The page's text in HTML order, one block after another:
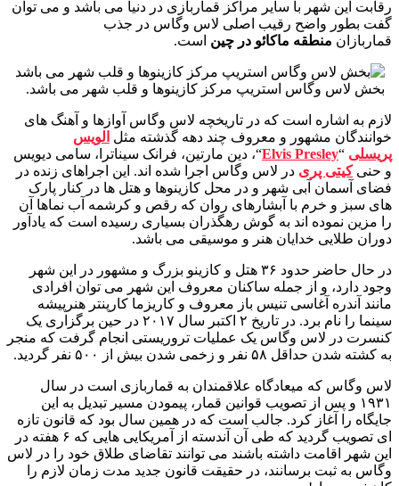
رقابت این شهر با سایر مراکز قماربازی در دنیا می باشد و می توان
گفت بطور واضح رقیب اصلی لاس وگاس در جذب
قماربازان منطقه ماکائو در چین است.
بخش لاس وگاس استریپ مرکز کازینوها و قلب شهر می باشد.
لازم به اشاره است که در تاریخچه لاس وگاس آوازها و آهنگ های
خوانندگان مشهور و معروف چند دهه گذشته مثل الویس
پریسلی “
Elvis Presley“، دین مارتین، فرانک سیناترا، سامی دیویس
و حنیکیتی پری در لاس وگاس اجرا شده اند. این اجراهای زنده در
فضای آسمان آبی شهر و در محل کازینوها و هتل ها در کنار پارک
های سبز و خرم با آبشارهای روان که رقص و کرشمه آب نماها آن
را مزین نموده اند به گوش رهگذران بسیاری رسیده است که یادآور
دوران طلایی خدایان هنر و موسیقی می باشد.
در حال حاضر حدود ۳۶ هتل و کازینو بزرگ و مشهور در این شهر
وجود دارد، و از جمله ساکنان معروف این شهر می توان افرادی
مانند آندره آغاسی تنیس باز معروف و کاریزما کارپنتر هنرپیشه
سینما را نام برد. در تاریخ ۲ اکتبر سال ۲۰۱۷ در حین برگزاری یک
کنسرت در لاس وگاس یک عملیات تروریستی انجام گرفت که منجر
به کشته شدن حداقل ۵۸ نفر و زخمی شدن بیش از ۵۰۰ نفر گردید.
لاس وگاس که میعادگاه علاقمندان به قماربازی است در سال
۱۹۳۱ و پس از تصویب قوانین قمار، پیمودن مسیر تبدیل به این
جایگاه را آغاز کرد. جالب است که در همین سال بود که قانون تازه
ای تصویب گردید که طی آن آندسته از آمریکایی هایی که ۶ هفته در
این شهر اقامت داشته باشند می توانند تقاضای طلاق خود را در لاس
وگاس به ثبت برسانند، در حقیقت قانون جدید مدت زمان لازم را